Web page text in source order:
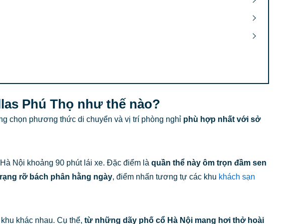
Phú Thọ như thế nào?
chọn phương thức di chuyển và vị trí phòng nghỉ phù hợp nhất với sở
Nội khoảng 90 phút lái xe. Đặc điểm là quần thể này ôm trọn đầm sen
rỡ bách phân hằng ngày, điểm nhấn tương tự các khu khách sạn
khác nhau. Cụ thể, từ những dãy phố cổ Hà Nội mang hơi thở hoài